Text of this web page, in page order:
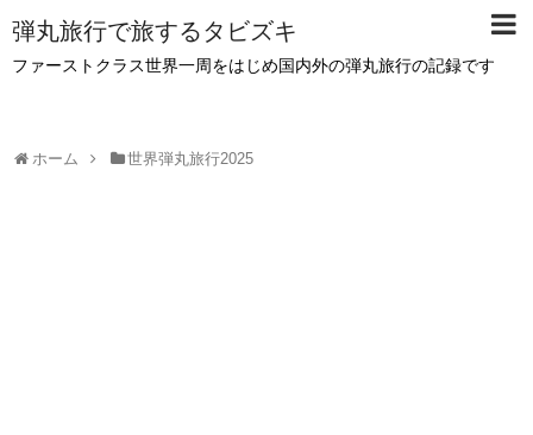
弾丸旅行で旅するタビズキ
ファーストクラス世界一周をはじめ国内外の弾丸旅行の記録です
ホーム 世界弾丸旅行2025